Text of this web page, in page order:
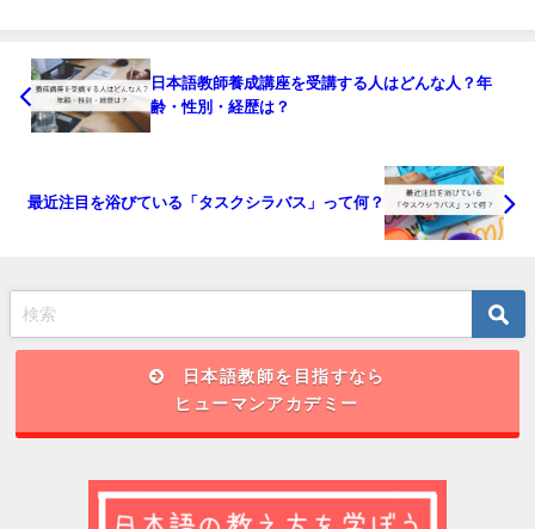
日本語教師養成講座を受講する人はどんな人？年
齢・性別・経歴は？
最近注目を浴びている「タスクシラバス」って何？
日本語教師を目指すなら
ヒューマンアカデミー